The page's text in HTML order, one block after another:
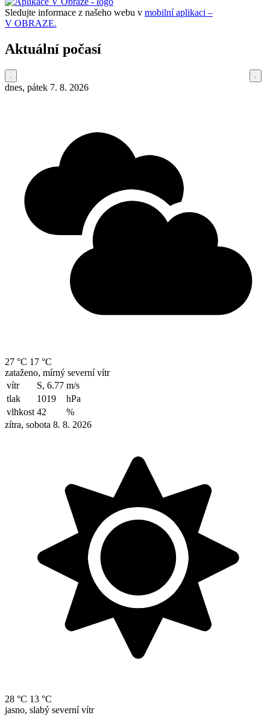
Sledujte informace z našeho webu v mobilní aplikaci –
V OBRAZE.
Aktuální počasí
dnes, pátek 7. 8. 2026
27 °C 17 °C
zataženo, mírný severní vítr
vítr
S, 6.77 m/s
tlak
1019
hPa
vlhkost 42
%
zítra, sobota 8. 8. 2026
28 °C 13 °C
jasno, slabý severní vítr